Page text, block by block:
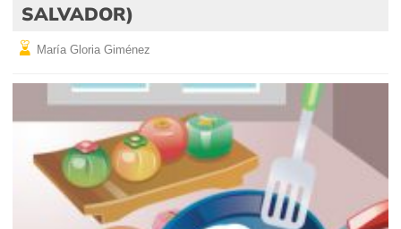
SALVADOR)
María Gloria Giménez